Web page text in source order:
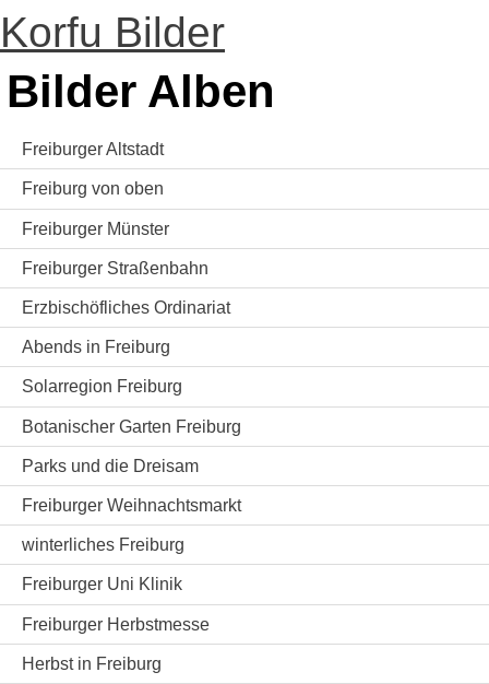
Korfu Bilder
Bilder Alben
Freiburger Altstadt
Freiburg von oben
Freiburger Münster
Freiburger Straßenbahn
Erzbischöfliches Ordinariat
Abends in Freiburg
Solarregion Freiburg
Botanischer Garten Freiburg
Parks und die Dreisam
Freiburger Weihnachtsmarkt
winterliches Freiburg
Freiburger Uni Klinik
Freiburger Herbstmesse
Herbst in Freiburg